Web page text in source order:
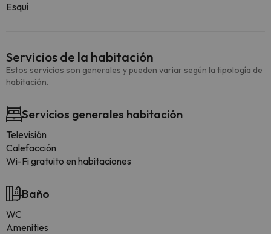
Esquí
Servicios de la habitación
Estos servicios son generales y pueden variar según la tipología de
habitación.
Servicios generales habitación
Televisión
Calefacción
Wi-Fi gratuito en habitaciones
Baño
WC
Amenities